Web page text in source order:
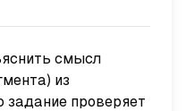
смысл
из
задание проверяет